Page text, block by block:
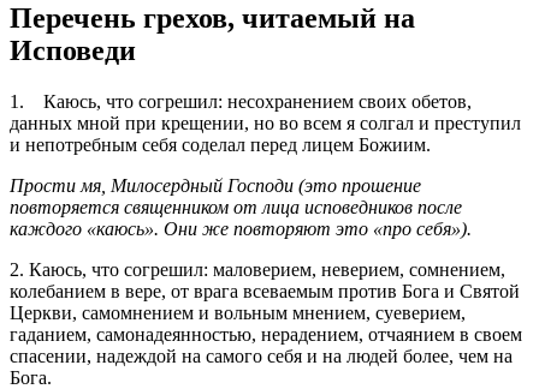
Перечень грехов, читаемый на
Исповеди
1. Каюсь, что согрешил: несохранением своих обетов,
данных мной при крещении, но во всем я солгал и преступил
и непотребным себя соделал перед лицем Божиим.
Прости мя, Милосердный Господи (это прошение
повторяется священником от лица исповедников после
каждого «каюсь». Они же повторяют это «про себя»).
2. Каюсь, что согрешил: маловерием, неверием, сомнением,
колебанием в вере, от врага всеваемым против Бога и Святой
Церкви, самомнением и вольным мнением, суеверием,
гаданием, самонадеянностью, нерадением, отчаянием в своем
спасении, надеждой на самого себя и на людей более, чем на
Бога.